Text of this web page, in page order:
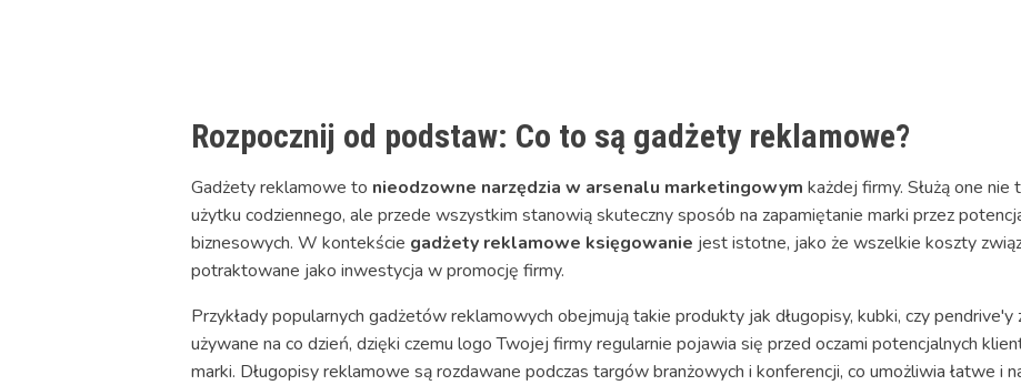
Rozpocznij od podstaw: Co to są gadżety reklamowe?
Gadżety reklamowe to nieodzowne narzędzia w arsenalu marketingowym każdej firmy. Służą one
użytku codziennego, ale przede wszystkim stanowią skuteczny sposób na zapamiętanie marki przez
biznesowych. W kontekście gadżety reklamowe księgowanie jest istotne, jako że wszelkie koszty
potraktowane jako inwestycja w promocję firmy.
Przykłady popularnych gadżetów reklamowych obejmują takie produkty jak długopisy, kubki, czy
używane na co dzień, dzięki czemu logo Twojej firmy regularnie pojawia się przed oczami potencjalnych
marki. Długopisy reklamowe są rozdawane podczas targów branżowych i konferencji, co umożliwia łatwe i